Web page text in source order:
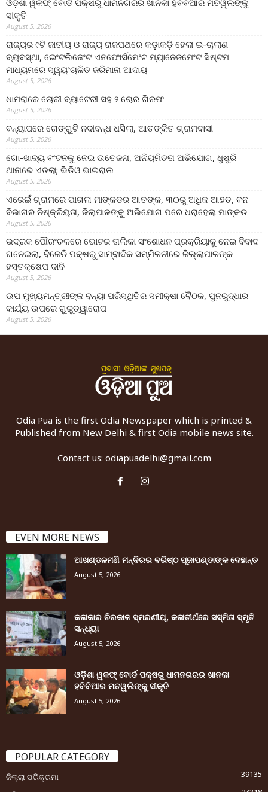
ସୀକୃତି
August 5, 2026
ରାଜ୍ୟର ୯ଟି ଜାତୀୟ ଓ ରାଜ୍ୟ ରାଜପଥରେ କଡ଼ାକଡ଼ି ହେଲା ଇ-ଚାଲାଣ
ବ୍ୟବସ୍ଥା, ଇେଂଟଲିଜେଂଟ ଏନଫୋର୍ସମେଂଟ ମ୍ୟାନେଜମେଂଟ ସିଷ୍ଟମ
ମାଧ୍ୟମରେ ସ୍ୱୟଂଚାଳିତ ଜରିମାନା ଆଦାୟ
August 5, 2026
ଧାମରାରେ ଚୋରୀ ବ୍ୟାଟେରୀ ସହ ୨ ଚୋର ଗିରଫ
August 5, 2026
ବନ୍ୟାପରେ ଗେଙ୍ଗୁଟି ନଦୀବନ୍ଧ ଧସିଲା, ଆତଙ୍କିତ ଗ୍ରାମବାସୀ
August 5, 2026
ଗୋ-ଖାଦ୍ୟ ବଂଟନକୁ ନେଇ ଉତେଜନା, ଅନିୟମିତତା ଅଭିଯୋଗ, ଧୁଷୁରି
ଥାନାରେ ଏତଲା; ଭିଡିଓ ଭାଇରାଲ
August 5, 2026
ଏରେଇଁ ଗ୍ରାମରେ ପାଗଳା ମାଙ୍କଡର ଆତଙ୍କ, ୩୦ରୁ ଅଧିକ ଆହତ, ବନ
ବିଭାଗର ନିଷ୍କ୍ରିୟତା, ଜିଲାପାଳଙ୍କୁ ଅଭିଯୋଗ ପରେ ଧରାହେଲା ମାଙ୍କଡ
August 5, 2026
ଭଦ୍ରକ ପୌରଂଚଳରେ ଭୋଟର ତାଲିକା ସଂଶୋଧନ ପ୍ରକ୍ରିୟାକୁ ନେଇ ବିବାଦ
ଘନେଇଲା, ବିଜେଡି ପକ୍ଷରୁ ସାମ୍ବାଦିକ ସମ୍ମିଳନୀରେ ଜିଲ୍ଲାପାଳଙ୍କ
ହସ୍ତକ୍ଷେପ ଦାବି
August 5, 2026
ଉପ ମୁଖ୍ୟମନ୍ତ୍ରୀଙ୍କ ବନ୍ୟା ପରିସ୍ଥିତିର ସମୀକ୍ଷା ବୈଠକ, ପୁନରୁଦ୍ଧାର
କାର୍ଯ୍ୟ ଉପରେ ଗୁରୁତ୍ୱାରୋପ
August 5, 2026
Odia Pua is the first Odia Newspaper which is printed &
Published from New Delhi & first Odia mobile news site.
Contact us: odiapuadelhi@gmail.com
EVEN MORE NEWS
ଆଖଣ୍ଡଳମଣି ମନ୍ଦିରର ବରିଷ୍ଠ ପୂଜାପଣ୍ଡାଙ୍କ ଦେହାନ୍ତ
August 5, 2026
କଳାକାର ଚିରକାଳ ସ୍ମରଣୀୟ, କଳାତୀର୍ଥରେ ସସ୍ମିତା ସ୍ମୃତି
ସନ୍ଧ୍ୟା
August 5, 2026
ଓଡ଼ିଶା ୱକଫ୍ ବୋର୍ଡ ପକ୍ଷରୁ ଧାମନଗରର ଖାନକା
ହବିବିଆର ମତୱଲିଙ୍କୁ ସୀକୃତି
August 5, 2026
POPULAR CATEGORY
ଜିଲ୍ଲା ପରିକ୍ରମା
39135